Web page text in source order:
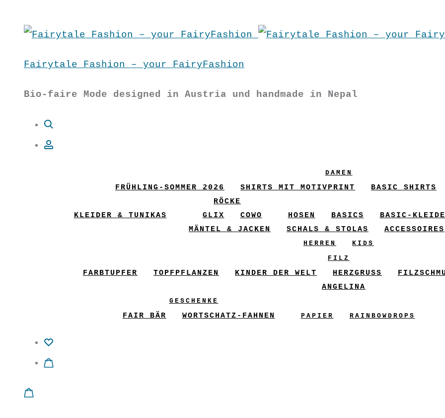
Fairytale Fashion – your FairyFashion
Bio-faire Mode designed in Austria und handmade in Nepal
DAMEN
FRÜHLING-SOMMER 2026 SHIRTS MIT MOTIVPRINT BASIC SHIRTS
KLEIDER & TUNIKAS
RÖCKE
GLIX
COWO HOSEN BASICS
BASIC-
MÄNTEL & JACKEN
SCHALS & STOLAS ACCESSOIRES
HERREN
KIDS
FILZ
FARBTUPFER TOPFPFLANZEN KINDER DER WELT HERZGRUSS
ANGELINA
GESCHENKE
FAIR BÄR WORTSCHATZ-FAHNEN PAPIER RAINBOWDROPS